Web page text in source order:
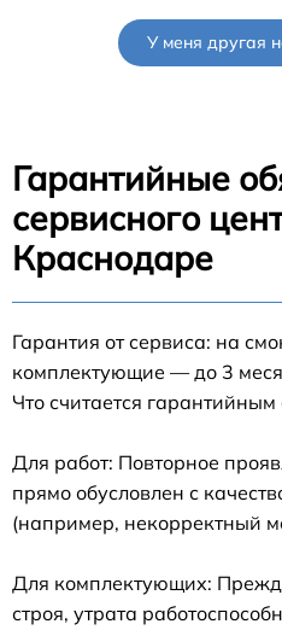
У меня другая
Гарантийные
сервисного
Краснодаре
Гарантия от сервиса: на
комплектующие — до 3
Что считается гарантийным
Для работ: Повторное
прямо обусловлен с
(например, некорректный
Для комплектующих:
строя, утрата